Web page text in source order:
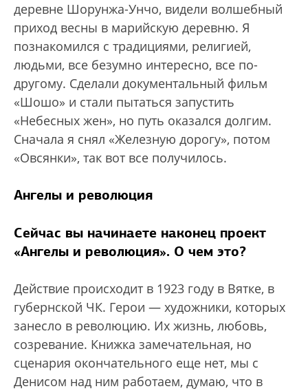
деревне Шорунжа-Унчо, видели волшебный
приход весны в марийскую деревню. Я
познакомился с традициями, религией,
людьми, все безумно интересно, все по-
другому. Сделали документальный фильм
«Шошо» и стали пытаться запустить
«Небесных жен», но путь оказался долгим.
Сначала я снял «Железную дорогу», потом
«Овсянки», так вот все получилось.
Ангелы и революция
Сейчас вы начинаете наконец проект
«Ангелы и революция». О чем это?
Действие происходит в 1923 году в Вятке, в
губернской ЧК. Герои — художники, которых
занесло в революцию. Их жизнь, любовь,
созревание. Книжка замечательная, но
сценария окончательного еще нет, мы с
Денисом над ним работаем, думаю, что в